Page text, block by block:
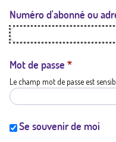
t
a
t
i
Numéro d'abonné ou
Mot de passe *
Le champ mot de passe est
Se souvenir de moi